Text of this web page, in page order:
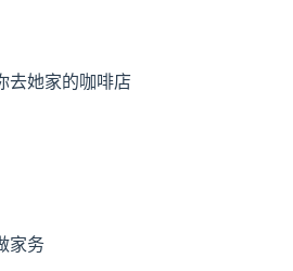
去她家的咖啡店
家务